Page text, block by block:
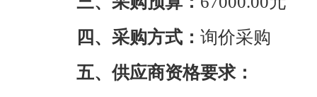
四、采购方式： 询价采购
五、供应商资格要求：